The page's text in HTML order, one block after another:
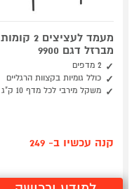
מעמד לעציצים 2 קומות
מברזל דגם 9900
2 מדפים
כולל גומיות בקצוות הרגליים
משקל מירבי לכל מדף 10 ק"ג
קנה עכשיו ב- 249